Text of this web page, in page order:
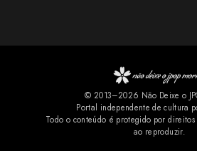
do projeto solo de Tomoko Kawase. A
repercutiu entre os fãs. Nos comentários do
comemoraram a chegada da faixa aos
pediram que outras músicas relacionadas
© 2013–2026 Não Deixe o
Portal independente de cultura
Todo o conteúdo é protegido por
ao reproduzir.